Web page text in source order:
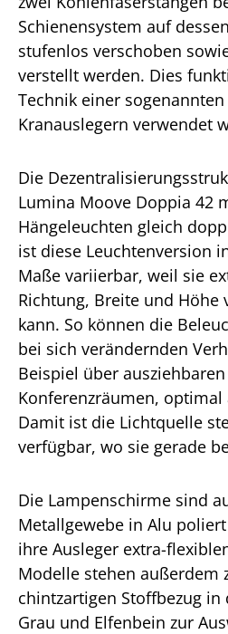
Schienensystem auf
stufenlos verschoben
verstellt werden. Dies
Technik einer
Kranauslegern verwendet
Die
Lumina Moove Doppia 42
Hängeleuchten gleich
ist diese Leuchtenversion
Maße variierbar, weil sie
Richtung, Breite und Höhe
kann. So können die
bei sich verändernden
Beispiel über
Konferenzräumen, optimal
Damit ist die Lichtquelle
verfügbar, wo sie gerade
Die Lampenschirme sind
Metallgewebe in Alu
ihre Ausleger extra-
Modelle stehen außerdem
chintzartigen Stoffbezug in
Grau und Elfenbein zur